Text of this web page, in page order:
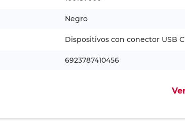
Negro
Dispositivos con conector USB C
6923787410456